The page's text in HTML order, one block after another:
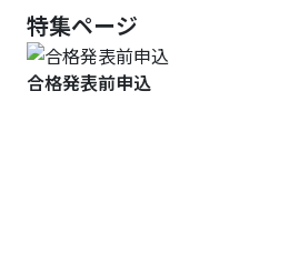
特集ページ
合格発表前申込